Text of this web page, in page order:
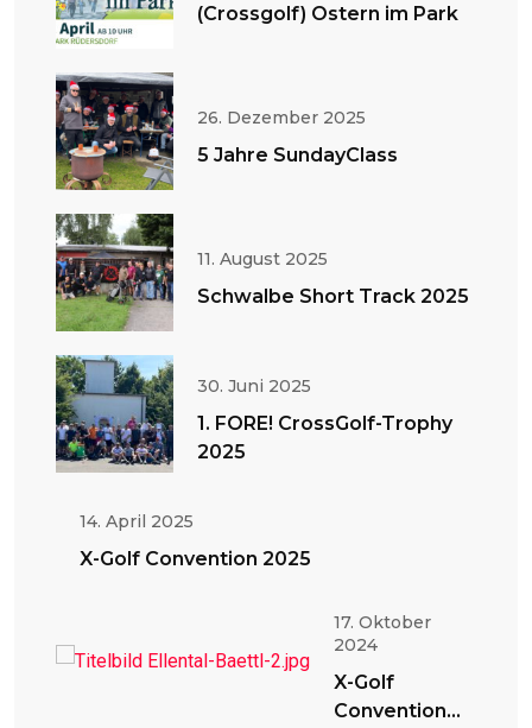
(Crossgolf) Ostern im Park
26. Dezember 2025
5 Jahre SundayClass
11. August 2025
Schwalbe Short Track 2025
30. Juni 2025
1. FORE! CrossGolf-Trophy
2025
14. April 2025
X-Golf Convention 2025
17. Oktober
2024
X-Golf
Convention